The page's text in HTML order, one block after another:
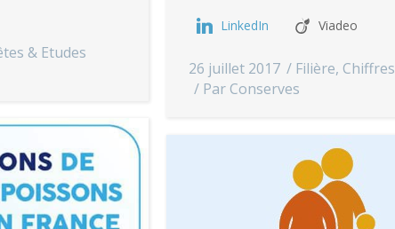
& Etudes
LinkedIn Viadeo
26 juillet 2017 Filière, Chiffres
Par Conserves